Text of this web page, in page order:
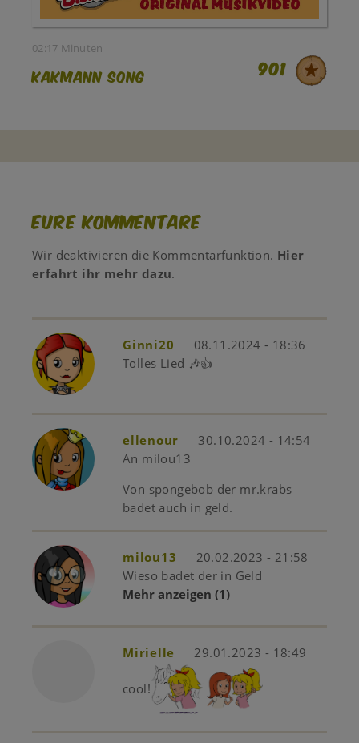
02:17 Minuten
901
KAKMANN SONG
Eure Kommentare
Wir deaktivieren die Kommentarfunktion. Hier
erfahrt ihr mehr dazu.
Ginni20
08.11.2024 - 18:36
Tolles Lied 🎶👍
ellenour
30.10.2024 - 14:54
An milou13
Von spongebob der mr.krabs
badet auch in geld.
milou13
20.02.2023 - 21:58
Wieso badet der in Geld
Mehr anzeigen (1)
Mirielle 29.01.2023 - 18:49
cool!